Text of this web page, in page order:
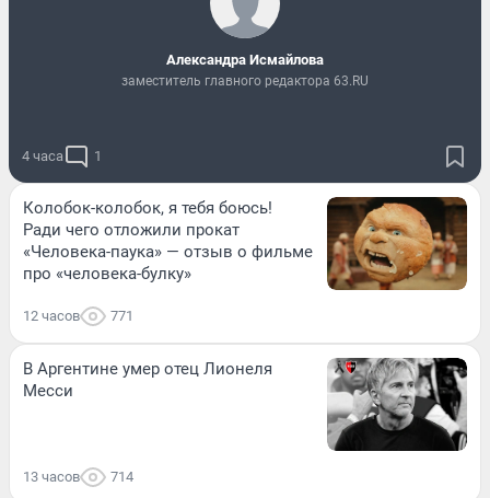
Александра Исмайлова
заместитель главного редактора 63.RU
4 часа 1
Колобок-колобок, я тебя боюсь!
Ради чего отложили прокат
«Человека-паука» — отзыв о фильме
про «человека-булку»
12 часов 771
В Аргентине умер отец Лионеля
Месси
13 часов 714